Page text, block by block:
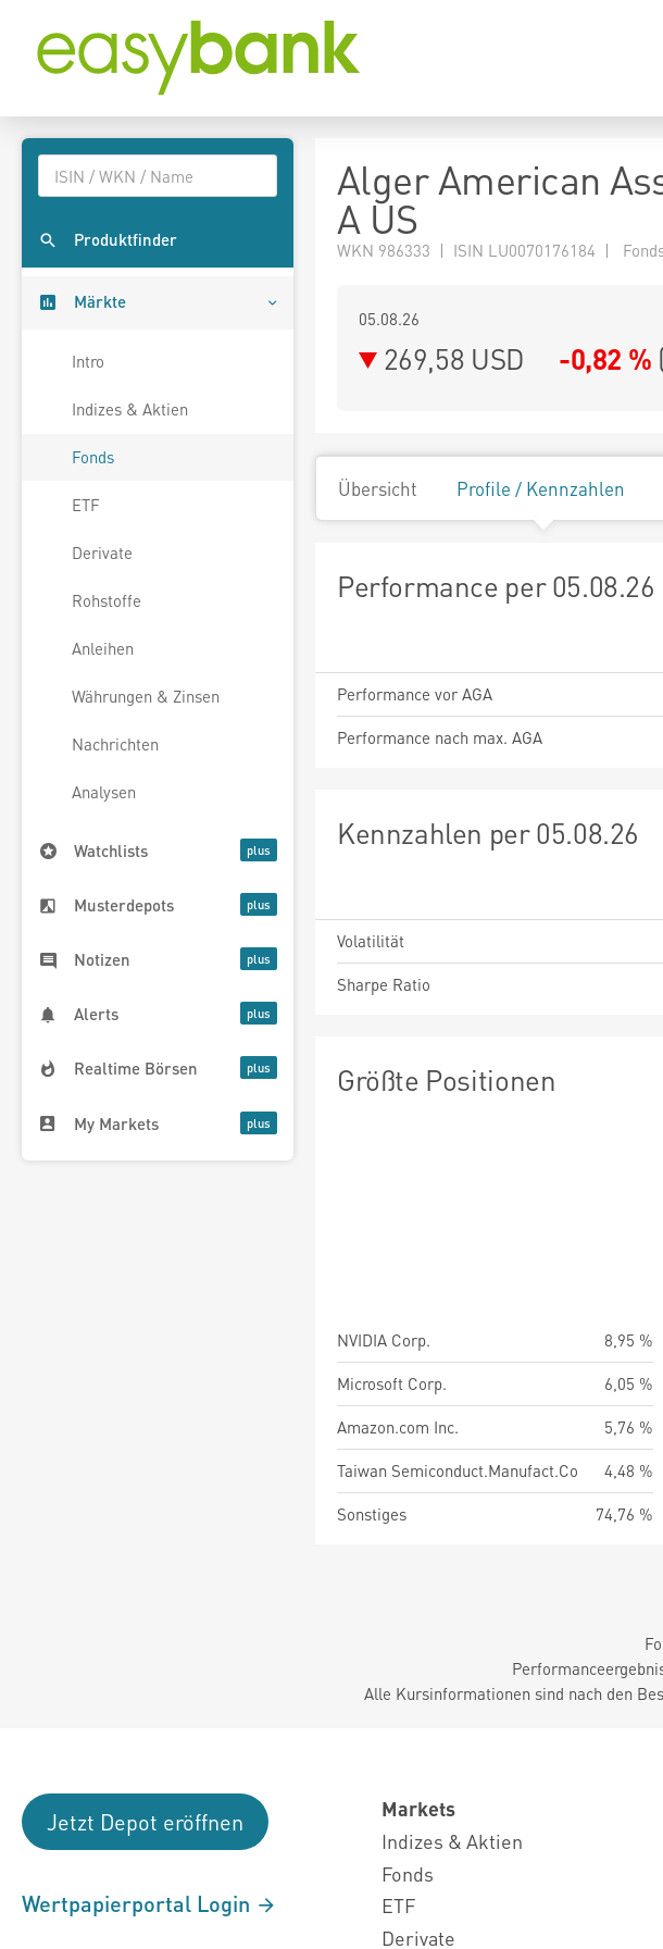
Produktfinder
Märkte
Intro
Indizes & Aktien
Fonds
ETF
Derivate
Rohstoffe
Anleihen
Währungen & Zinsen
Nachrichten
Analysen
Watchlists
Musterdepots
Notizen
Alerts
Realtime Börsen
My Markets
Alger American
A US
WKN 986333 | ISIN LU0070176184 |
05.08.26
269,58 USD -0,82 % (
Übersicht Profile / Kennzahlen
Performance per 05.08.26
Performance vor AGA
Performance nach max. AGA
Kennzahlen per 05.08.26
Volatilität
Sharpe Ratio
Größte Positionen
NVIDIA Corp.
8,95 %
Microsoft Corp.
6,05 %
Amazon.com Inc.
5,76 %
Taiwan Semiconduct.Manufact.Co
4,48 %
Sonstiges
74,76 %
Alle Kursinformationen sind nach den
Jetzt Depot eröffnen
Wertpapierportal Login
Markets
Indizes & Aktien
Fonds
ETF
Derivate